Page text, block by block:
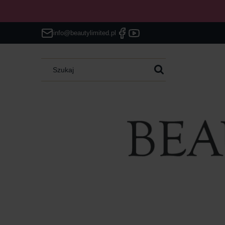
info@beautylimited.pl